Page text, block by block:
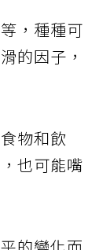
，種種可
的因子，
物和飲
也可能嘴